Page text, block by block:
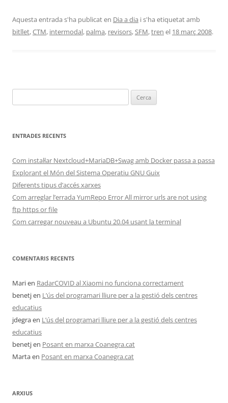
Aquesta entrada s'ha publicat en Dia a dia i s'ha etiquetat amb
bitllet,CTM, intermodal, palma, revisors,SFM,tren el 18 març 2008.
ENTRADES RECENTS
Com instal·lar Nextcloud+MariaDB+Swag amb Docker passa a passa
Explorant el Món del Sistema Operatiu GNU Guix
Diferents tipus d’accés xarxes
Com arreglar l’errada YumRepo Error All mirror urls are not using
ftp https or file
Com carregar nouveau a Ubuntu 20.04 usant la terminal
COMENTARIS RECENTS
Marien RadarCOVID al Xiaomi no funciona correctament
benetjen L’ús del programari lliure per a la gestió dels centres
educatius
jdegraen L’ús del programari lliure per a la gestió dels centres
educatius
benetjen Posant en marxa Coanegra.cat
Martaen Posant en marxa Coanegra.cat
ARXIUS